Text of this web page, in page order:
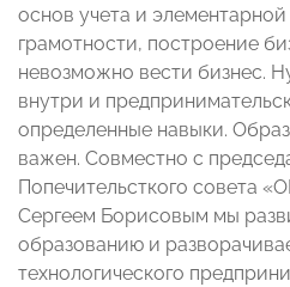
основ учета и
грамотности, построение
невозможно вести бизнес.
внутри и
определенные навыки.
важен. Совместно с
Попечительсткого совета
Сергеем Борисовым мы
образованию и
технологического